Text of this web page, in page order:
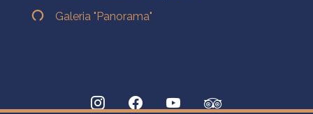
Galeria "Panorama"